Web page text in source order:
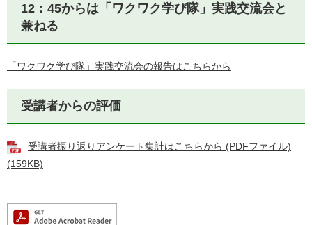
12：45からは「ワクワク学び隊」実践交流会と
兼ねる
「ワクワク学び隊」実践交流会の報告はこちらから
受講者からの評価
受講者振り返りアンケート集計はこちらから (PDFファイル)
(159KB)